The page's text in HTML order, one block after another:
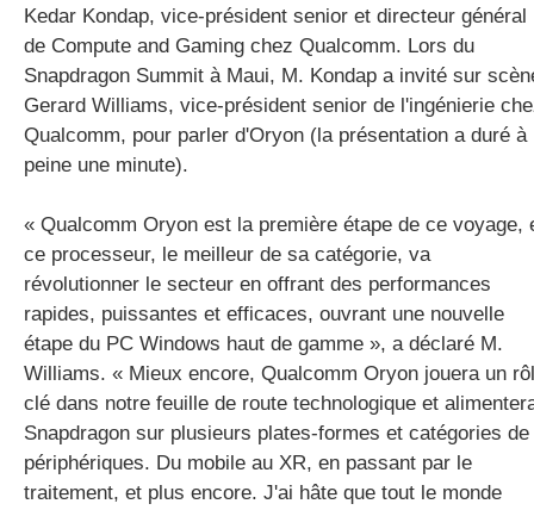
Kedar Kondap, vice-président senior et directeur général
de Compute and Gaming chez Qualcomm. Lors du
Snapdragon Summit à Maui, M. Kondap a invité sur
Gerard Williams, vice-président senior de l'ingénierie
Qualcomm, pour parler d'Oryon (la présentation a duré à
peine une minute).
« Qualcomm Oryon est la première étape de ce voyage,
ce processeur, le meilleur de sa catégorie, va
révolutionner le secteur en offrant des performances
rapides, puissantes et efficaces, ouvrant une nouvelle
étape du PC Windows haut de gamme », a déclaré M.
Williams. « Mieux encore, Qualcomm Oryon jouera un
clé dans notre feuille de route technologique et
Snapdragon sur plusieurs plates-formes et catégories de
périphériques. Du mobile au XR, en passant par le
traitement, et plus encore. J'ai hâte que tout le monde